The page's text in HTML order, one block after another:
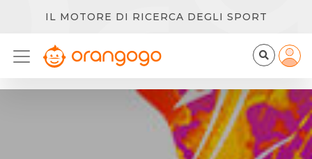
IL MOTORE DI RICERCA DEGLI SPORT